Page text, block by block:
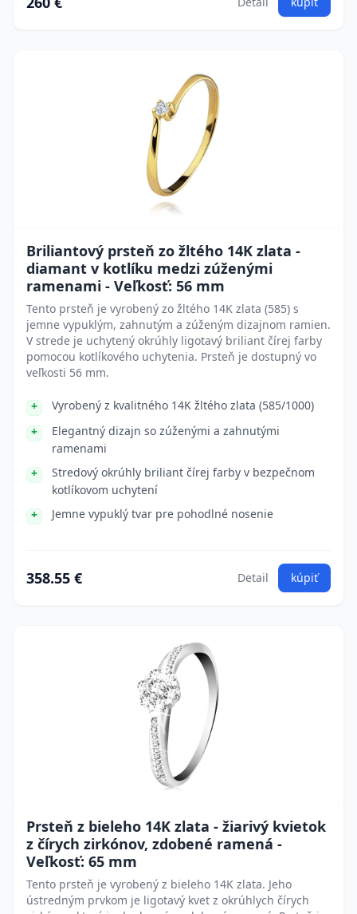
Briliantový prsteň zo žltého 14K zlata -
diamant v kotlíku medzi zúženými
ramenami - Veľkosť: 56 mm
Tento prsteň je vyrobený zo žltého 14K zlata (585) s
jemne vypuklým, zahnutým a zúženým dizajnom ramien.
V strede je uchytený okrúhly ligotavý briliant čírej farby
pomocou kotlíkového uchytenia. Prsteň je dostupný vo
veľkosti 56 mm.
Vyrobený z kvalitného 14K žltého zlata (585/1000)
Elegantný dizajn so zúženými a zahnutými
ramenami
Stredový okrúhly briliant čírej farby v bezpečnom
kotlíkovom uchytení
Jemne vypuklý tvar pre pohodlné nosenie
358.55 € Detail kúpiť
Prsteň z bieleho 14K zlata - žiarivý kvietok
z čírych zirkónov, zdobené ramená -
Veľkosť: 65 mm
Tento prsteň je vyrobený z bieleho 14K zlata. Jeho
ústredným prvkom je ligotavý kvet z okrúhlych čírych